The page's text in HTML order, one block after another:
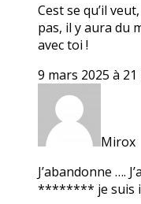
Cest se qu’il
pas, il y aura du
avec toi !
9 mars 2025 à
Mirox
J’abandonne ….
******** je suis